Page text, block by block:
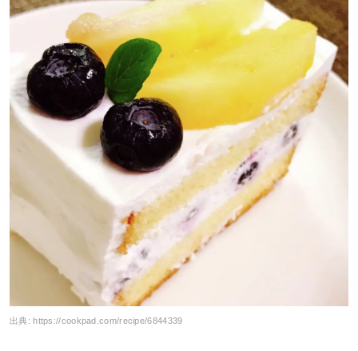
出典: https://cookpad.com/recipe/6844339